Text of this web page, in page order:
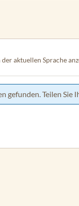
aktuellen Sprache
gefunden. Teilen Sie